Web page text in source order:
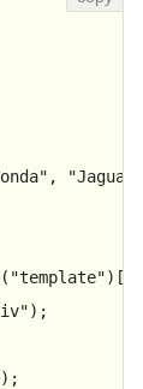
,
"Jaguar"
( "template")[
);
);